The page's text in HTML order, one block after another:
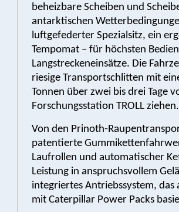
beheizbare Scheiben und
antarktischen
luftgefederter Spezialsitz, ein
Tempomat – für höchsten
Langstreckeneinsätze. Die
riesige Transportschlitten mit
Tonnen über zwei bis drei Tage
Forschungsstation TROLL ziehen.
Von den Prinoth-
patentierte
Laufrollen und automatischer
Leistung in anspruchsvollem
integriertes Antriebssystem,
mit Caterpillar Power Packs